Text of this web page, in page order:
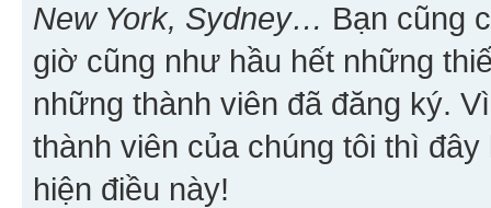
New York, Sydney… Bạn cũng
giờ cũng như hầu hết những
những thành viên đã đăng ký.
thành viên của chúng tôi thì
hiện điều này!